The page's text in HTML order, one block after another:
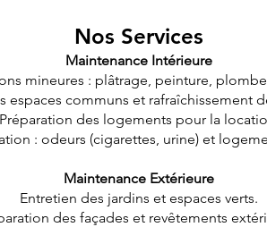
Nos Services
Maintenance Intérieure
mineures : plâtrage, peinture,
espaces communs et rafraîchissement
Préparation des logements pour la
: odeurs (cigarettes, urine) et
Maintenance Extérieure
Entretien des jardins et espaces verts.
des façades et revêtements